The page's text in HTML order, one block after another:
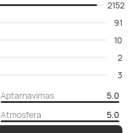
2152
91
10
2
3
Aptarnavimas
5.0
Atmosfera 5.0